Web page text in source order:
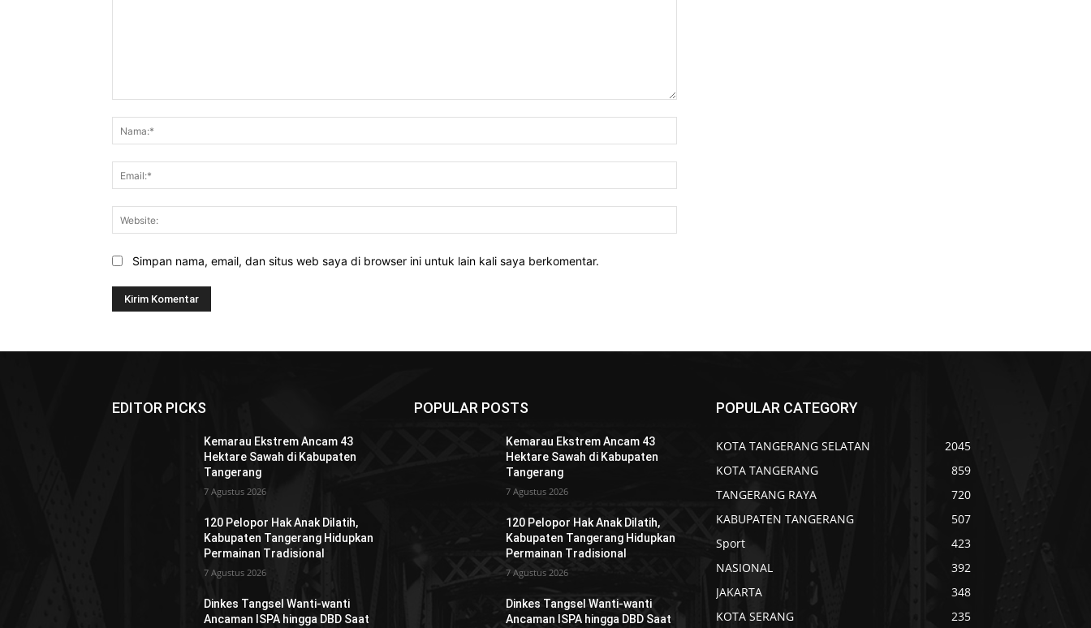
Simpan nama, email, dan situs web saya di browser ini untuk lain kali saya berkomentar.
EDITOR PICKS
Kemarau Ekstrem Ancam 43
Hektare Sawah di Kabupaten
Tangerang
7 Agustus 2026
120 Pelopor Hak Anak Dilatih,
Kabupaten Tangerang Hidupkan
Permainan Tradisional
7 Agustus 2026
Dinkes Tangsel Wanti-wanti
Ancaman ISPA hingga DBD Saat
POPULAR POSTS
Kemarau Ekstrem Ancam 43
Hektare Sawah di Kabupaten
Tangerang
7 Agustus 2026
120 Pelopor Hak Anak Dilatih,
Kabupaten Tangerang Hidupkan
Permainan Tradisional
7 Agustus 2026
Dinkes Tangsel Wanti-wanti
Ancaman ISPA hingga DBD Saat
POPULAR CATEGORY
KOTA TANGERANG SELATAN
2045
KOTA TANGERANG
859
TANGERANG RAYA
720
KABUPATEN TANGERANG
507
Sport
423
NASIONAL
392
JAKARTA
348
KOTA SERANG
235